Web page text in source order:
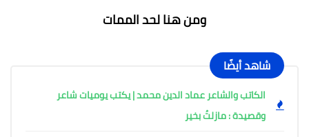
ومن هنا لحد الممات
شاهد أيضًا
الكاتب والشاعر عماد الدين محمد | يكتب يوميات شاعر
وقصيدة : مازلتُ بخير